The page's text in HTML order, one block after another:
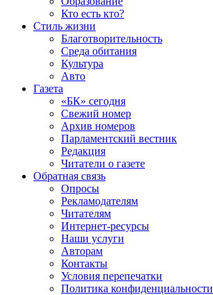
Кто есть кто?
Стиль жизни
Благотворительность
Среда обитания
Культура
Авто
Газета
«БК» сегодня
Свежий номер
Архив номеров
Парламентский вестник
Редакция
Читатели о газете
Обратная связь
Опросы
Рекламодателям
Читателям
Интернет-ресурсы
Наши услуги
Авторам
Контакты
Условия перепечатки
Политика конфиденциальности